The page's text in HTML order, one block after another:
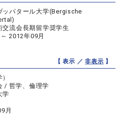
ッパタール大学(Bergische
交流会長期留学奨学生
2012年09月
【 表示 ／非表示 】
/ 哲学、倫理学
学
月